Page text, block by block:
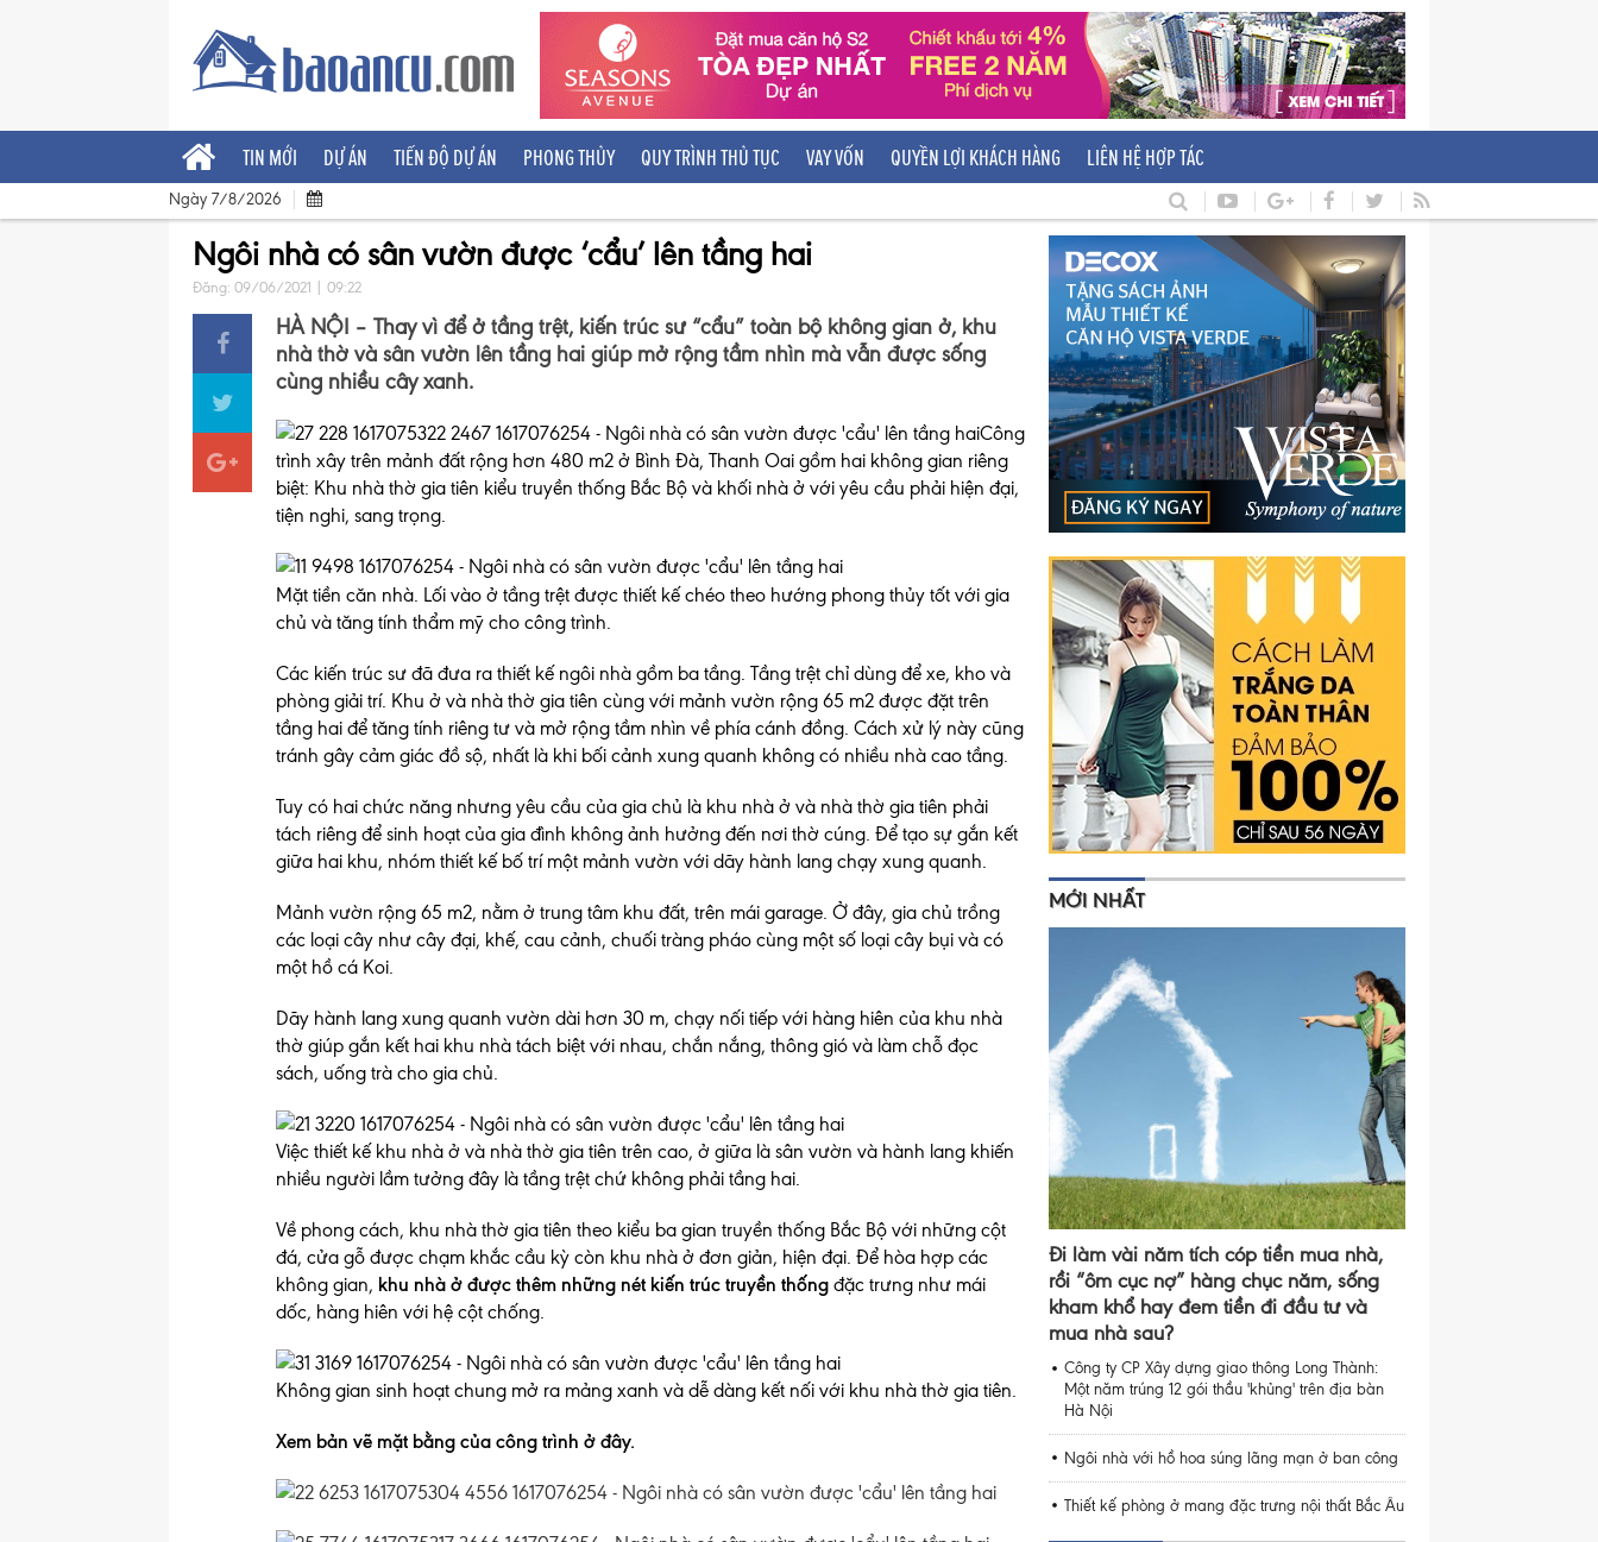
TIN MỚI DỰ ÁN TIẾN ĐỘ DỰ ÁN PHONG THỦY QUY TRÌNH THỦ TỤC VAY VỐN QUYỀN LỢI KHÁCH HÀNG LIÊN HỆ HỢP TÁC
Ngày 7/8/2026
Ngôi nhà có sân vườn được ‘cẩu’ lên tầng hai
Đăng: 09/06/2021 | 09:22
HÀ NỘI – Thay vì để ở tầng trệt, kiến trúc sư “cẩu” toàn bộ không gian ở, khu
nhà thờ và sân vườn lên tầng hai giúp mở rộng tầm nhìn mà vẫn được sống
cùng nhiều cây xanh.
Công
trình xây trên mảnh đất rộng hơn 480 m2 ở Bình Đà, Thanh Oai gồm hai không gian riêng
biệt: Khu nhà thờ gia tiên kiểu truyền thống Bắc Bộ và khối nhà ở với yêu cầu phải hiện đại,
tiện nghi, sang trọng.
Mặt tiền căn nhà. Lối vào ở tầng trệt được thiết kế chéo theo hướng phong thủy tốt với gia
chủ và tăng tính thẩm mỹ cho công trình.
Các kiến trúc sư đã đưa ra thiết kế ngôi nhà gồm ba tầng. Tầng trệt chỉ dùng để xe, kho và
phòng giải trí. Khu ở và nhà thờ gia tiên cùng với mảnh vườn rộng 65 m2 được đặt trên
tầng hai để tăng tính riêng tư và mở rộng tầm nhìn về phía cánh đồng. Cách xử lý này cũng
tránh gây cảm giác đồ sộ, nhất là khi bối cảnh xung quanh không có nhiều nhà cao tầng.
Tuy có hai chức năng nhưng yêu cầu của gia chủ là khu nhà ở và nhà thờ gia tiên phải
tách riêng để sinh hoạt của gia đình không ảnh hưởng đến nơi thờ cúng. Để tạo sự gắn kết
giữa hai khu, nhóm thiết kế bố trí một mảnh vườn với dãy hành lang chạy xung quanh.
Mảnh vườn rộng 65 m2, nằm ở trung tâm khu đất, trên mái garage. Ở đây, gia chủ trồng
các loại cây như cây đại, khế, cau cảnh, chuối tràng pháo cùng một số loại cây bụi và có
một hồ cá Koi.
Dãy hành lang xung quanh vườn dài hơn 30 m, chạy nối tiếp với hàng hiên của khu nhà
thờ giúp gắn kết hai khu nhà tách biệt với nhau, chắn nắng, thông gió và làm chỗ đọc
sách, uống trà cho gia chủ.
Việc thiết kế khu nhà ở và nhà thờ gia tiên trên cao, ở giữa là sân vườn và hành lang khiến
nhiều người lầm tưởng đây là tầng trệt chứ không phải tầng hai.
Về phong cách, khu nhà thờ gia tiên theo kiểu ba gian truyền thống Bắc Bộ với những cột
đá, cửa gỗ được chạm khắc cầu kỳ còn khu nhà ở đơn giản, hiện đại. Để hòa hợp các
không gian, khu nhà ở được thêm những nét kiến trúc truyền thống đặc trưng như mái
dốc, hàng hiên với hệ cột chống.
Không gian sinh hoạt chung mở ra mảng xanh và dễ dàng kết nối với khu nhà thờ gia tiên.
Xem bản vẽ mặt bằng của công trình ở đây.
MỚI NHẤT
Đi làm vài năm tích cóp tiền mua nhà,
rồi “ôm cục nợ” hàng chục năm, sống
kham khổ hay đem tiền đi đầu tư và
mua nhà sau?
Công ty CP Xây dựng giao thông Long Thành:
Một năm trúng 12 gói thầu 'khủng' trên địa bàn
Hà Nội
Ngôi nhà với hồ hoa súng lãng mạn ở ban công
Thiết kế phòng ở mang đặc trưng nội thất Bắc Âu